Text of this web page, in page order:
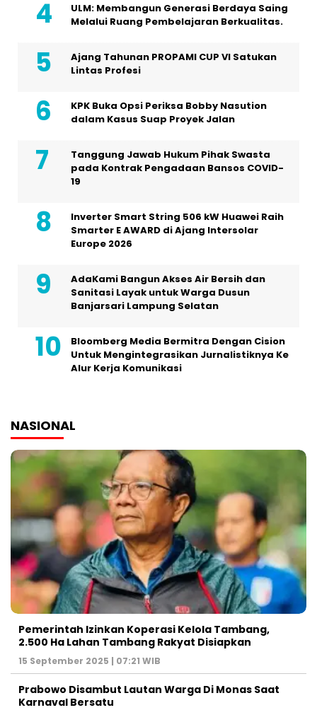
ULM: Membangun Generasi Berdaya Saing
Melalui Ruang Pembelajaran Berkualitas.
Ajang Tahunan PROPAMI CUP VI Satukan
Lintas Profesi
KPK Buka Opsi Periksa Bobby Nasution
dalam Kasus Suap Proyek Jalan
Tanggung Jawab Hukum Pihak Swasta
pada Kontrak Pengadaan Bansos COVID-
19
Inverter Smart String 506 kW Huawei Raih
Smarter E AWARD di Ajang Intersolar
Europe 2026
AdaKami Bangun Akses Air Bersih dan
Sanitasi Layak untuk Warga Dusun
Banjarsari Lampung Selatan
Bloomberg Media Bermitra Dengan Cision
Untuk Mengintegrasikan Jurnalistiknya Ke
Alur Kerja Komunikasi
NASIONAL
Pemerintah Izinkan Koperasi Kelola Tambang,
2.500 Ha Lahan Tambang Rakyat Disiapkan
15 September 2025 | 07:21 WIB
Prabowo Disambut Lautan Warga Di Monas Saat
Karnaval Bersatu